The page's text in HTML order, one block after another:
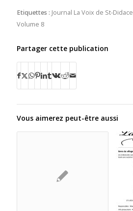
Etiquettes : Journal La Voix de St-Didace
Volume 8
Partager cette publication
Vous aimerez peut-être aussi